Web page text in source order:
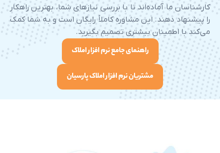
ما آماده‌اند تا با بررسی نیازهای شما، بهترین راهکار
دهند. این مشاوره کاملاً رایگان است و به شما کمک
بیشتری تصمیم بگیرید.
راهنمای جامع نرم افزار املاک
مشتریان نرم افزار املاک پارسیان